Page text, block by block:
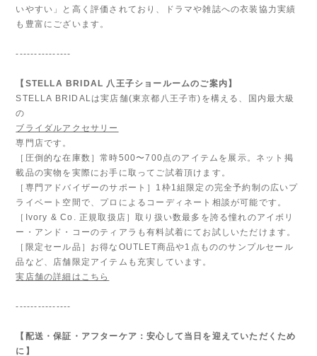
いやすい」と高く評価されており、ドラマや雑誌への衣装協力実績
も豊富にございます。
---------------
【STELLA BRIDAL 八王子ショールームのご案内】
STELLA BRIDALは実店舗(東京都八王子市)を構える、国内最大級
の
ブライダルアクセサリー
専門店です。
［圧倒的な在庫数］常時500〜700点のアイテムを展示。ネット掲
載品の実物を実際にお手に取ってご試着頂けます。
［専門アドバイザーのサポート］1枠1組限定の完全予約制の広いプ
ライベート空間で、プロによるコーディネート相談が可能です。
［Ivory & Co. 正規取扱店］取り扱い数最多を誇る憧れのアイボリ
ー・アンド・コーのティアラも有料試着にてお試しいただけます。
［限定セール品］お得なOUTLET商品や1点もののサンプルセール
品など、店舗限定アイテムも充実しています。
実店舗の詳細はこちら
---------------
【配送・保証・アフターケア：安心して当日を迎えていただくため
に】